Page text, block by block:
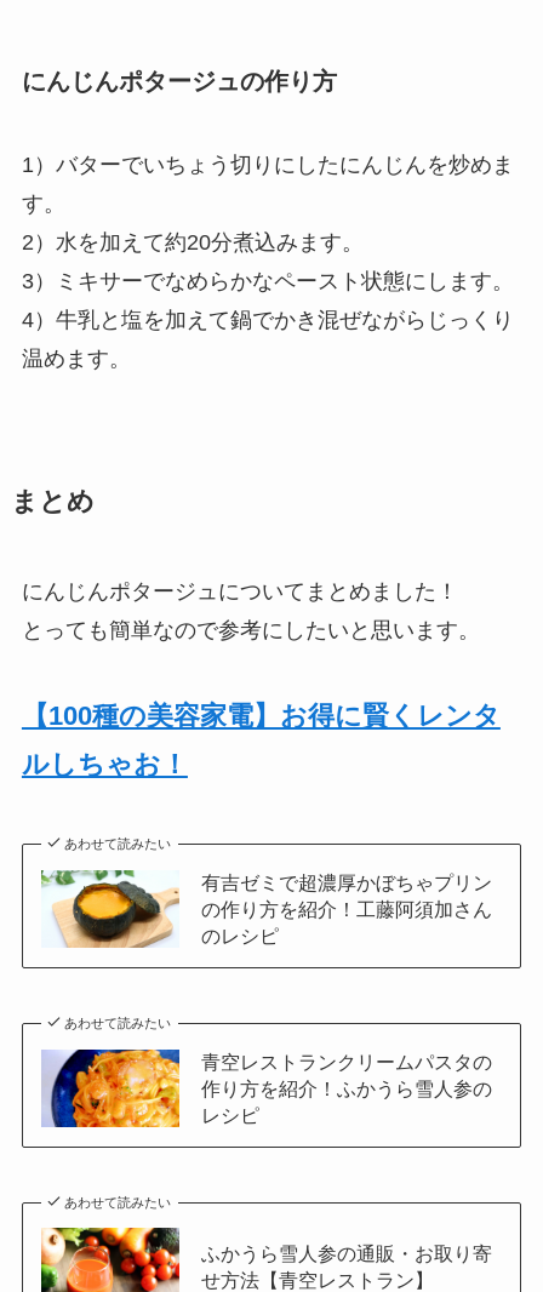
にんじんポタージュの作り方
1）バターでいちょう切りにしたにんじんを炒めま
す。
2）水を加えて約20分煮込みます。
3）ミキサーでなめらかなペースト状態にします。
4）牛乳と塩を加えて鍋でかき混ぜながらじっくり
温めます。
まとめ
にんじんポタージュについてまとめました！
とっても簡単なので参考にしたいと思います。
【100種の美容家電】お得に賢くレンタ
ルしちゃお！
あわせて読みたい
有吉ゼミで超濃厚かぼちゃプリン
の作り方を紹介！工藤阿須加さん
のレシピ
あわせて読みたい
青空レストランクリームパスタの
作り方を紹介！ふかうら雪人参の
レシピ
あわせて読みたい
ふかうら雪人参の通販・お取り寄
せ方法【青空レストラン】